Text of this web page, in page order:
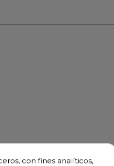
con fines analíticos,